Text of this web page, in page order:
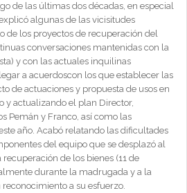
de las últimas dos décadas, en especial
algunas de las vicisitudes
de los proyectos de recuperación del
conversaciones mantenidas con la
y con las actuales inquilinas
a acuerdoscon los que establecer las
de actuaciones y propuesta de usos en
y actualizando el plan Director,
Pemán y Franco, así como las
año. Acabó relatando las dificultades
del equipo que se desplazó al
de los bienes (11 de
durante la madrugada y a la
a su esfuerzo.